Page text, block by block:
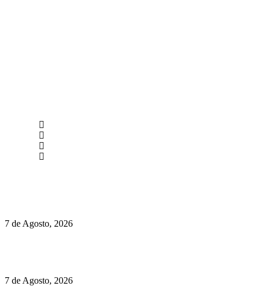
7 de Agosto, 2026
7 de Agosto, 2026